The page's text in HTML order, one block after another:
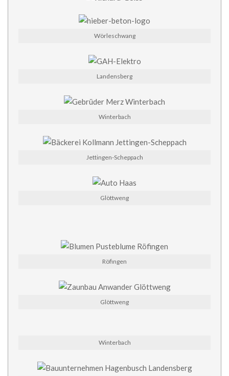
Wörleschwang
Landensberg
Winterbach
Jettingen-Scheppach
Glöttweng
Röfingen
Glöttweng
Winterbach